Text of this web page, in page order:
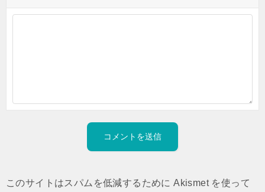
このサイトはスパムを低減するために Akismet を使って